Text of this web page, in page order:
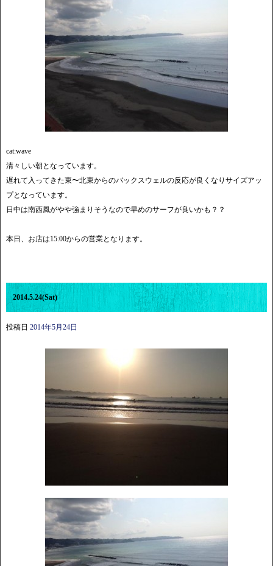
cat:wave
清々しい朝となっています。
遅れて入ってきた東〜北東からのバックスウェルの反応が良くなりサイズアッ
プとなっています。
日中は南西風がやや強まりそうなので早めのサーフが良いかも？？
本日、お店は15:00からの営業となります。
2014.5.24(Sat)
投稿日 2014年5月24日